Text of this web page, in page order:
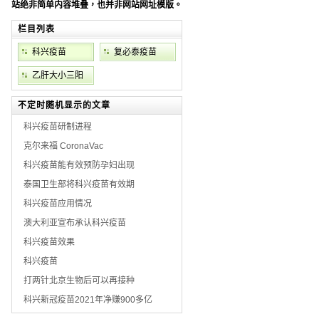
站绝非简单内容堆叠，也并非网站网址模版。
栏目列表
科兴疫苗 复必泰疫苗
乙肝大小三阳
不定时随机显示的文章
科兴疫苗研制进程
克尔来福 CoronaVac
科兴疫苗能有效预防孕妇出现
泰国卫生部将科兴疫苗有效期
科兴疫苗应用情况
澳大利亚宣布承认科兴疫苗
科兴疫苗效果
科兴疫苗
打两针北京生物后可以再接种
科兴新冠疫苗2021年净赚900多亿